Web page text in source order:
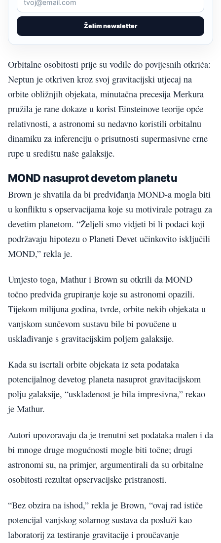
Želim newsletter
Orbitalne osobitosti prije su vodile do povijesnih otkrića:
Neptun je otkriven kroz svoj gravitacijski utjecaj na
orbite obližnjih objekata, minutačna precesija Merkura
pružila je rane dokaze u korist Einsteinove teorije opće
relativnosti, a astronomi su nedavno koristili orbitalnu
dinamiku za inferenciju o prisutnosti supermasivne crne
rupe u središtu naše galaksije.
MOND nasuprot devetom planetu
Brown je shvatila da bi predviđanja MOND-a mogla biti
u konfliktu s opservacijama koje su motivirale potragu za
devetim planetom. “Željeli smo vidjeti bi li podaci koji
podržavaju hipotezu o Planeti Devet učinkovito isključili
MOND,” rekla je.
Umjesto toga, Mathur i Brown su otkrili da MOND
točno predviđa grupiranje koje su astronomi opazili.
Tijekom milijuna godina, tvrde, orbite nekih objekata u
vanjskom sunčevom sustavu bile bi povučene u
usklađivanje s gravitacijskim poljem galaksije.
Kada su iscrtali orbite objekata iz seta podataka
potencijalnog devetog planeta nasuprot gravitacijskom
polju galaksije, “usklađenost je bila impresivna,” rekao
je Mathur.
Autori upozoravaju da je trenutni set podataka malen i da
bi mnoge druge mogućnosti mogle biti točne; drugi
astronomi su, na primjer, argumentirali da su orbitalne
osobitosti rezultat opservacijske pristranosti.
“Bez obzira na ishod,” rekla je Brown, “ovaj rad ističe
potencijal vanjskog solarnog sustava da posluži kao
laboratorij za testiranje gravitacije i proučavanje